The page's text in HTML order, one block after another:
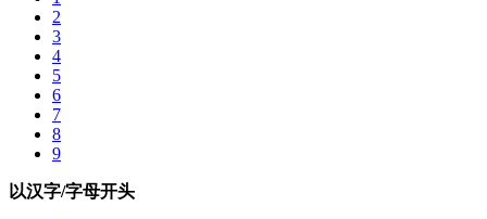
2
3
4
5
6
7
8
9
以汉字/字母开头